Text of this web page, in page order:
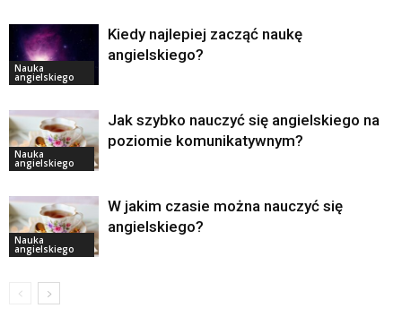
Nauka
angielskiego
Kiedy najlepiej zacząć naukę
angielskiego?
Nauka
angielskiego
Jak szybko nauczyć się angielskiego na
poziomie komunikatywnym?
Nauka
angielskiego
W jakim czasie można nauczyć się
angielskiego?